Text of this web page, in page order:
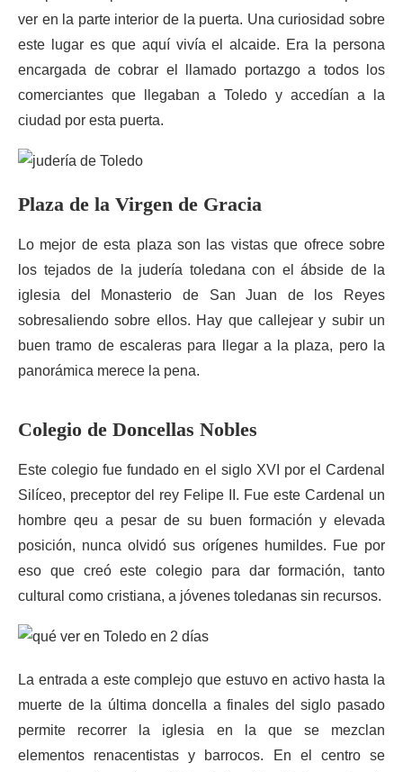
ver en la parte interior de la puerta. Una curiosidad sobre
este lugar es que aquí vivía el alcaide. Era la persona
encargada de cobrar el llamado portazgo a todos los
comerciantes que llegaban a Toledo y accedían a la
ciudad por esta puerta.
Plaza de la Virgen de Gracia
Lo mejor de esta plaza son las vistas que ofrece sobre
los tejados de la judería toledana con el ábside de la
iglesia del Monasterio de San Juan de los Reyes
sobresaliendo sobre ellos. Hay que callejear y subir un
buen tramo de escaleras para llegar a la plaza, pero la
panorámica merece la pena.
Colegio de Doncellas Nobles
Este colegio fue fundado en el siglo XVI por el Cardenal
Silíceo, preceptor del rey Felipe II. Fue este Cardenal un
hombre qeu a pesar de su buen formación y elevada
posición, nunca olvidó sus orígenes humildes. Fue por
eso que creó este colegio para dar formación, tanto
cultural como cristiana, a jóvenes toledanas sin recursos.
La entrada a este complejo que estuvo en activo hasta la
muerte de la última doncella a finales del siglo pasado
permite recorrer la iglesia en la que se mezclan
elementos renacentistas y barrocos. En el centro se